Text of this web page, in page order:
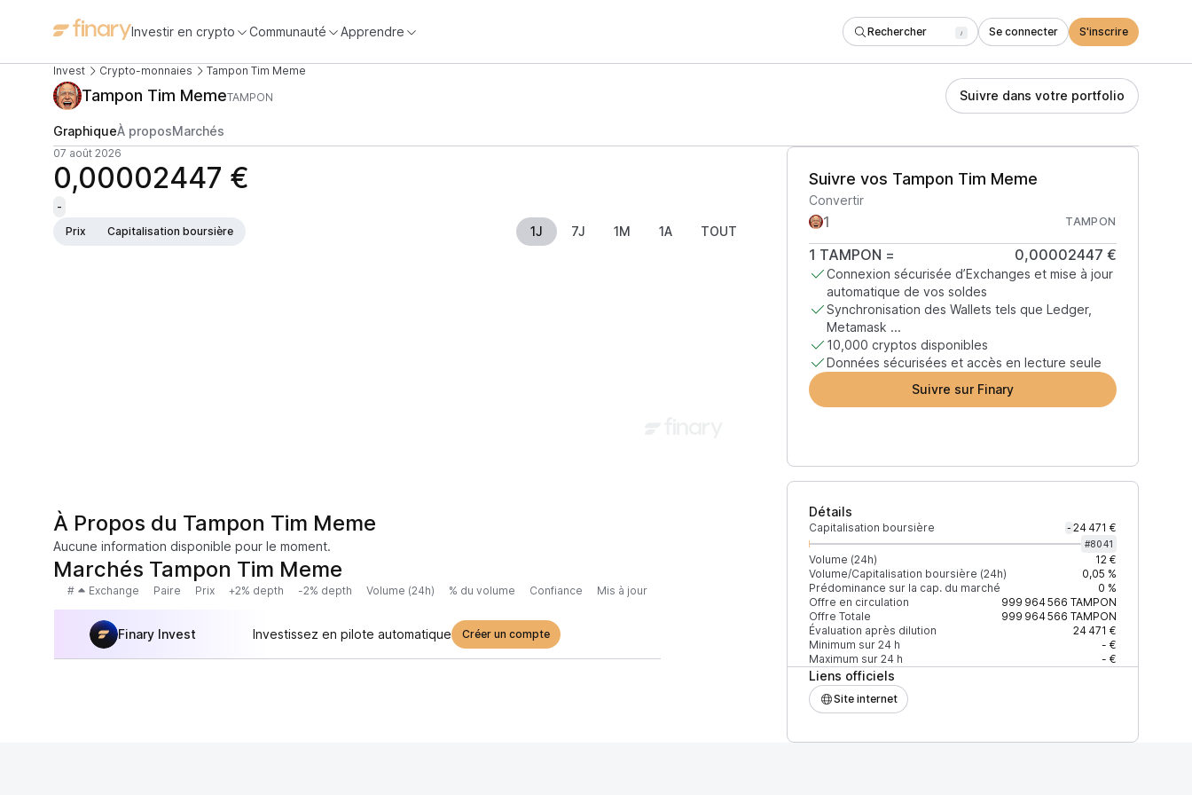
Investir en crypto Communauté Apprendre Rechercher / Se connecter S'inscrire
Invest Crypto-monnaies Tampon Tim Meme
Tampon Tim MemeTAMPON Suivre dans votre portfolio
GraphiqueÀ proposMarchés
07 août 2026
0,00002447 €
-
Prix
Capitalisation boursière 1J 7J 1M 1A TOUT
Suivre vos Tampon Tim Meme
Convertir
TAMPON
1 TAMPON = 0,00002447 €
Connexion sécurisée d’Exchanges et mise à jour
automatique de vos soldes
Synchronisation des Wallets tels que Ledger,
Metamask ...
10,000 cryptos disponibles
Données sécurisées et accès en lecture seule
Suivre sur Finary
Détails
Capitalisation boursière - 24 471 €
#8041
Volume (24h)
12 €
Volume/Capitalisation boursière (24h)
0,05 %
Prédominance sur la cap. du marché
0 %
Offre en circulation
999 964 566 TAMPON
Offre Totale
999 964 566 TAMPON
Évaluation après dilution
24 471 €
Minimum sur 24 h
- €
Maximum sur 24 h
- €
Liens officiels
Site internet
À Propos du Tampon Tim Meme
Aucune information disponible pour le moment.
Marchés Tampon Tim Meme
# Exchange Paire Prix +2% depth -2% depth Volume (24h) % du volume Confiance Mis à jour
Finary Invest Investissez en pilote automatique Créer un compte